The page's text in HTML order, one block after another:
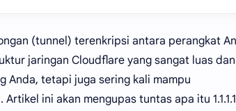
(tunnel) terenkripsi antara perangkat
jaringan Cloudflare yang sangat luas dan
Anda, tetapi juga sering kali mampu
ini akan mengupas tuntas apa itu 1.1.1.1